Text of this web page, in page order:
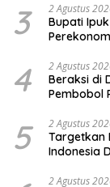
3 2 Agustus
Bupati
4 2 Agustus
Beraksi di
Pembobol
5 2 Agustus
Targetkan
Indonesia
2 Agustus